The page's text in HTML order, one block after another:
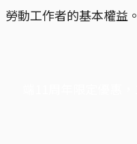
勞動工作者的基本權益。